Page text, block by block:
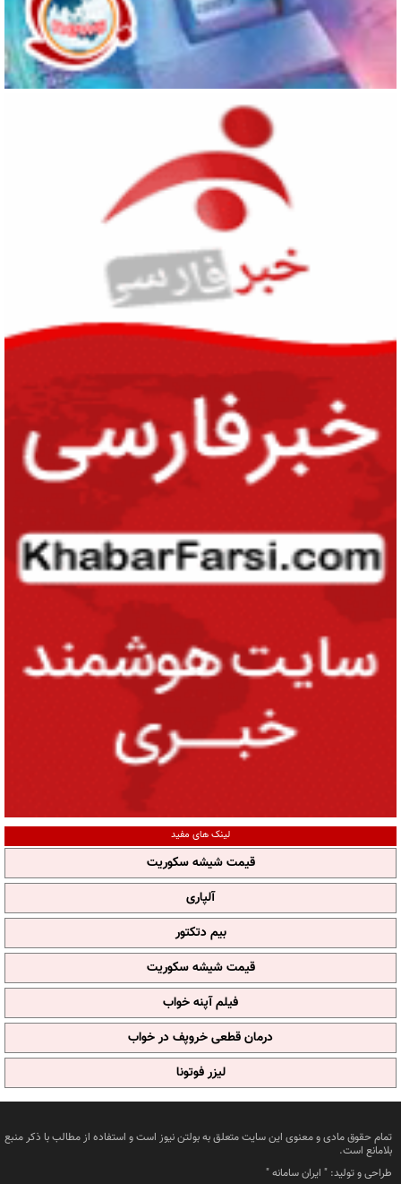
لینک های مفید
قیمت شیشه سکوریت
آلپاری
بیم دتکتور
قیمت شیشه سکوریت
فیلم آپنه خواب
درمان قطعی خروپف در خواب
لیزر فوتونا
تمام حقوق مادی و معنوی این سایت متعلق به بولتن نیوز است و استفاده از مطالب با ذکر منبع
بلامانع است.
طراحی و تولید: " ایران سامانه"